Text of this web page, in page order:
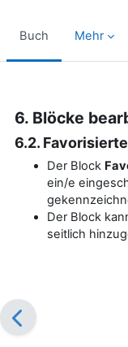
Buch Mehr
6. Blöcke
6.2.
Der Block
ein/e
Der Block
seitlich